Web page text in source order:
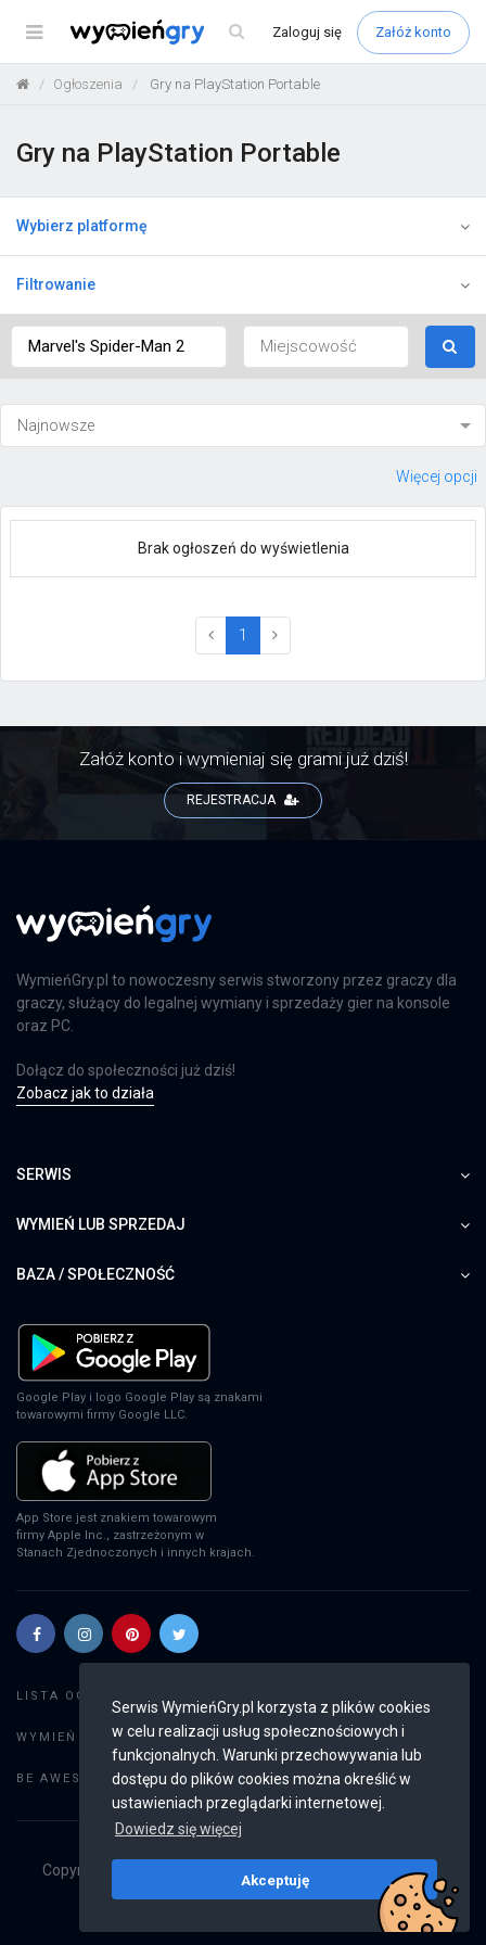
Serwis WymieńGry.pl korzysta z plików cookies
w celu realizacji usług społecznościowych i
funkcjonalnych. Warunki przechowywania lub
dostępu do plików cookies można określić w
ustawieniach przeglądarki internetowej.
Dowiedz się więcej
Akceptuję
Menu Zaloguj się Załóż konto
Ogłoszenia Gry na PlayStation Portable
Gry na PlayStation Portable
Wybierz platformę
Filtrowanie
Więcej opcji
Brak ogłoszeń do wyświetlenia
1 (current)
Załóż konto i wymieniaj się grami już dziś!
REJESTRACJA
WymieńGry.pl to nowoczesny serwis stworzony przez graczy dla
graczy, służący do legalnej wymiany i sprzedaży gier na konsole
oraz PC.
Dołącz do społeczności już dziś!
Zobacz jak to działa
SERWIS
WYMIEŃ LUB SPRZEDAJ
BAZA / SPOŁECZNOŚĆ
Google Play i logo Google Play są znakami
towarowymi firmy Google LLC.
App Store jest znakiem towarowym
firmy Apple Inc., zastrzeżonym w
Stanach Zjednoczonych i innych krajach.
LISTA OGŁOSZEŃ:
WYMIEŃ GRY: Dodaj ogłoszenie
BE AWESOME: Weryfikacja konta
Copyright © 2019 - 2026
Wszystkie prawa
v2.8.4